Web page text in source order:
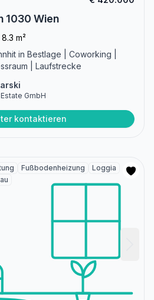
1030 Wien
8.3 m²
in Bestlage | Coworking |
| Laufstrecke
GmbH
kontaktieren
Fußbodenheizung
Loggia